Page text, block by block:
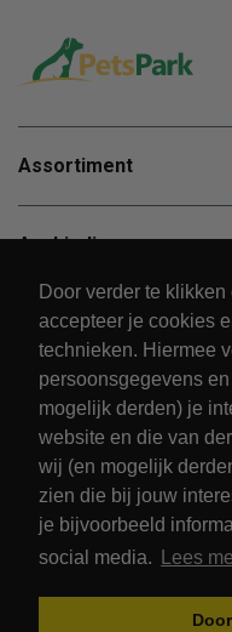
Door verder te
accepteer je cookies
technieken. Hiermee
persoonsgegevens
mogelijk derden) je
website en die van
wij (en mogelijk
zien die bij jouw
je bijvoorbeeld
social media.
Lees
Assortiment
Aanbiedingen
Klantenservice
© 2026 - PetsPark.nl.